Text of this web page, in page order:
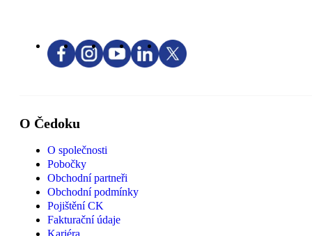
O Čedoku
O společnosti
Pobočky
Obchodní partneři
Obchodní podmínky
Pojištění CK
Fakturační údaje
Kariéra